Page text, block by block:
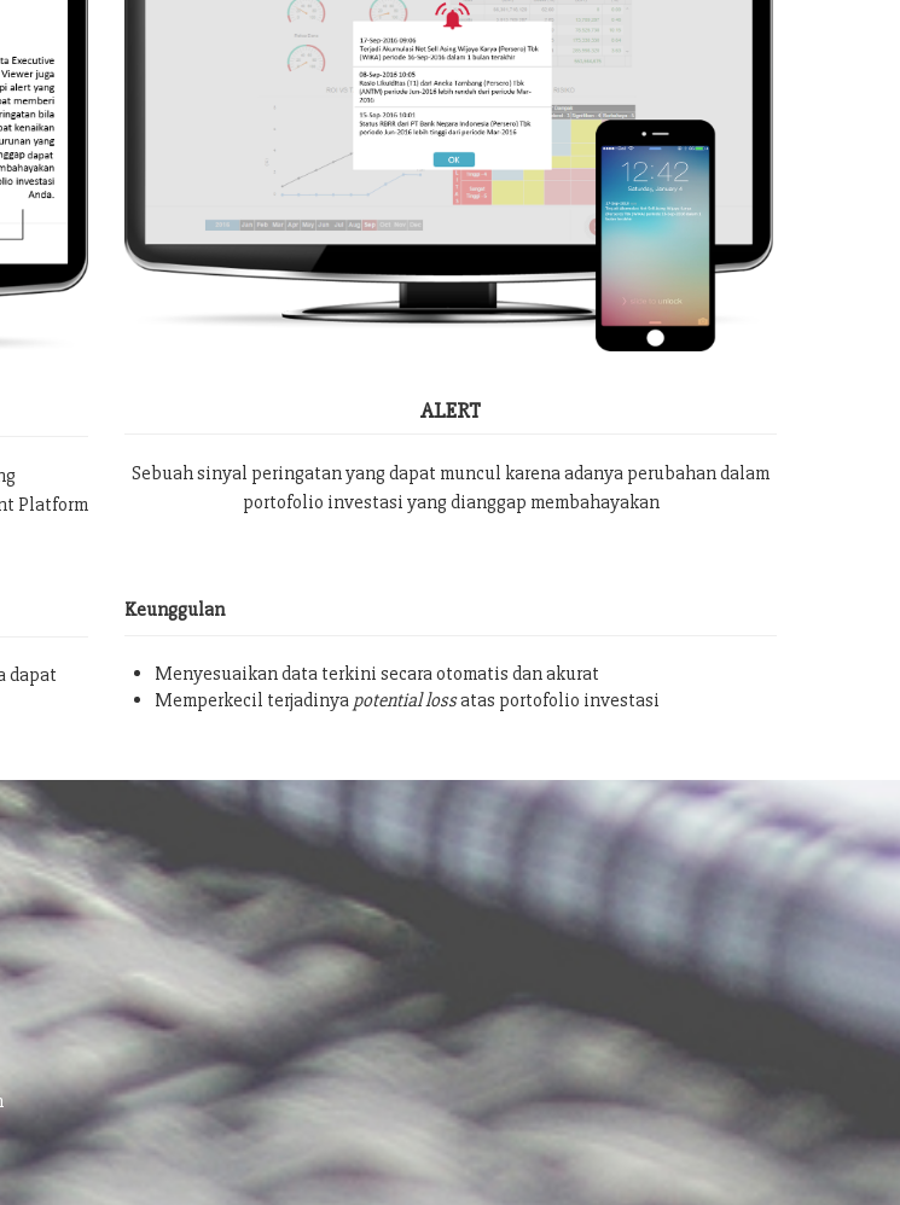
Platform
dapat
ALERT
Sebuah sinyal peringatan yang dapat muncul karena adanya perubahan dalam
portofolio investasi yang dianggap membahayakan
Keunggulan
Menyesuaikan data terkini secara otomatis dan akurat
Memperkecil terjadinya potential lossatas portofolio investasi